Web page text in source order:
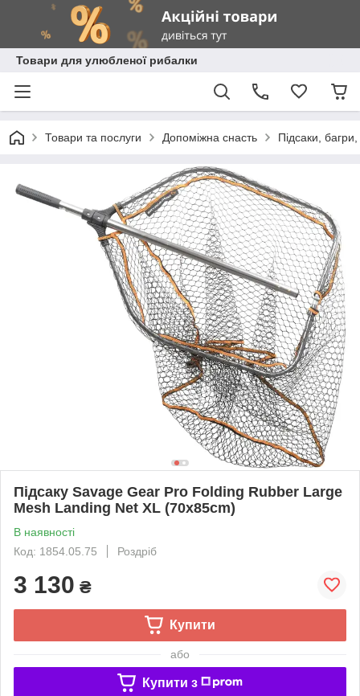
Товари для улюбленої рибалки
Товари та послуги Допоміжна снасть Підсаки,
Підсаку Savage Gear Pro Folding Rubber Large
Mesh Landing Net XL (70x85cm)
В наявності
Код: 1854.05.75
Роздріб
3 130 ₴
Купити
або
Купити з